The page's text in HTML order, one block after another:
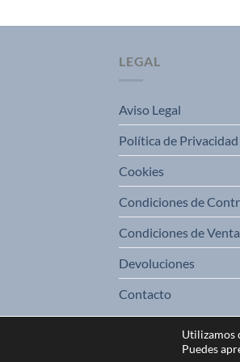
LEGAL
Aviso Legal
Política de Privacidad
Cookies
Condiciones de
Condiciones de Venta
Devoluciones
Contacto
Utilizamos
Puedes